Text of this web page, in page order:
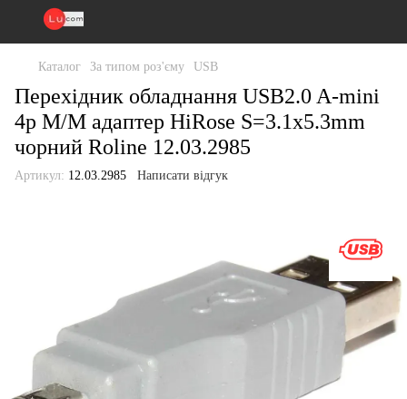
Каталог За типом роз'єму USB
Перехідник обладнання USB2.0 A-mini
4p M/M адаптер HiRose S=3.1x5.3mm
чорний Roline 12.03.2985
Артикул: 12.03.2985 Написати відгук